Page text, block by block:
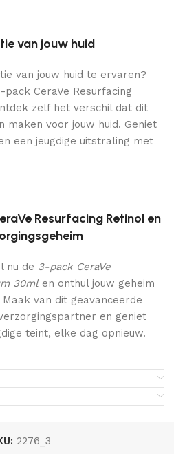
van jouw huid
van jouw huid te ervaren?
CeraVe Resurfacing
zelf het verschil dat dit
maken voor jouw huid. Geniet
een jeugdige uitstraling met
Resurfacing Retinol en
nu de 3-pack CeraVe
30ml en onthul jouw geheim
van dit geavanceerde
en geniet
teint, elke dag opnieuw.
2276_3